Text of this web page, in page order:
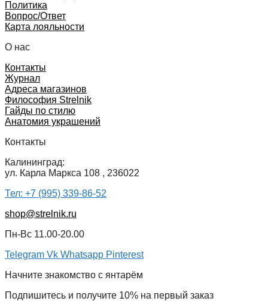
Политика
Вопрос/Ответ
Карта лояльности
О нас
Контакты
Журнал
Адреса магазинов
Философия Strelnik
Гайды по стилю
Анатомия украшений
Контакты
Калининград:
ул. Карла Маркса 108 , 236022
Тел: +7 (995) 339-86-52
shop@strelnik.ru
Пн-Вс 11.00-20.00
Telegram Vk Whatsapp Pinterest
Начните знакомство с янтарём
Подпишитесь и получите 10% на первый заказ